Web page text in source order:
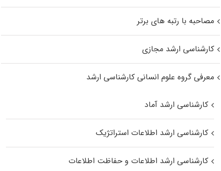
مصاحبه با رتبه های برتر
کارشناسی ارشد مجازی
معرفی گروه علوم انسانی کارشناسی ارشد
کارشناسی ارشد آماد
کارشناسی ارشد اطلاعات استراتژیک
کارشناسی ارشد اطلاعات و حفاظت اطلاعات